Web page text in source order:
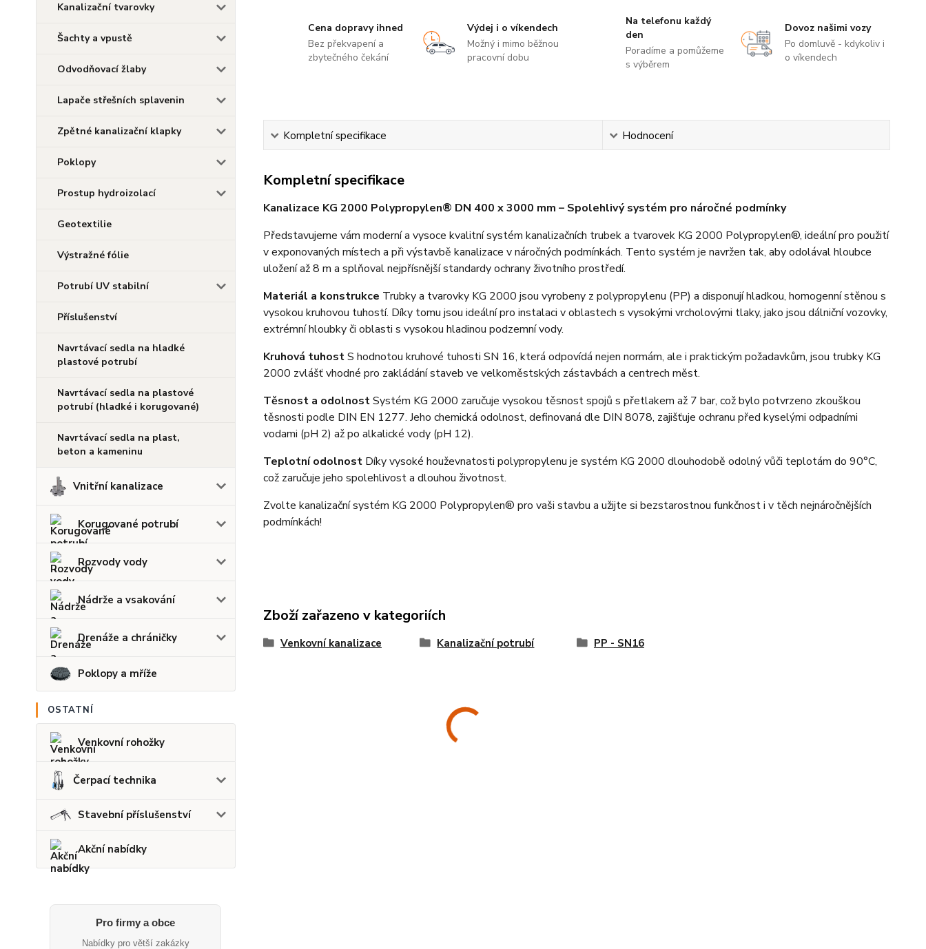
Kanalizační tvarovky
Šachty a vpustě
Odvodňovací žlaby
Lapače střešních splavenin
Zpětné kanalizační klapky
Poklopy
Prostup hydroizolací
Geotextilie
Výstražné fólie
Potrubí UV stabilní
Příslušenství
Navrtávací sedla na hladké
plastové potrubí
Navrtávací sedla na plastové
potrubí (hladké i korugované)
Navrtávací sedla na plast,
beton a kameninu
Vnitřní kanalizace
Korugované potrubí
Rozvody vody
Nádrže a vsakování
Drenáže a chráničky
Poklopy a mříže
OSTATNÍ
Venkovní rohožky
Čerpací technika
Stavební příslušenství
Akční nabídky
Pro firmy a obce
Nabídky pro větší zakázky
Cena dopravy ihned
Bez překvapení a
zbytečného čekání
Výdej i o víkendech
Možný i mimo běžnou
pracovní dobu
Na telefonu každý
den
Poradíme a pomůžeme
s výběrem
Dovoz našimi vozy
Po domluvě - kdykoliv i
o víkendech
Kompletní specifikace Hodnocení
Kompletní specifikace
Kanalizace KG 2000 Polypropylen® DN 400 x 3000 mm – Spolehlivý systém pro náročné podmínky
Představujeme vám moderní a vysoce kvalitní systém kanalizačních trubek a tvarovek KG 2000 Polypropylen®, ideální pro použití
v exponovaných místech a při výstavbě kanalizace v náročných podmínkách. Tento systém je navržen tak, aby odolával hloubce
uložení až 8 m a splňoval nejpřísnější standardy ochrany životního prostředí.
Materiál a konstrukce Trubky a tvarovky KG 2000 jsou vyrobeny z polypropylenu (PP) a disponují hladkou, homogenní stěnou s
vysokou kruhovou tuhostí. Díky tomu jsou ideální pro instalaci v oblastech s vysokými vrcholovými tlaky, jako jsou dálniční vozovky,
extrémní hloubky či oblasti s vysokou hladinou podzemní vody.
Kruhová tuhostS hodnotou kruhové tuhosti SN 16, která odpovídá nejen normám, ale i praktickým požadavkům, jsou trubky KG
2000 zvlášť vhodné pro zakládání staveb ve velkoměstských zástavbách a centrech měst.
Těsnost a odolnostSystém KG 2000 zaručuje vysokou těsnost spojů s přetlakem až 7 bar, což bylo potvrzeno zkouškou
těsnosti podle DIN EN 1277. Jeho chemická odolnost, definovaná dle DIN 8078, zajišťuje ochranu před kyselými odpadními
vodami (pH 2) až po alkalické vody (pH 12).
Teplotní odolnostDíky vysoké houževnatosti polypropylenu je systém KG 2000 dlouhodobě odolný vůči teplotám do 90°C,
což zaručuje jeho spolehlivost a dlouhou životnost.
Zvolte kanalizační systém KG 2000 Polypropylen® pro vaši stavbu a užijte si bezstarostnou funkčnost i v těch nejnáročnějších
podmínkách!
Zboží zařazeno v kategoriích
Venkovní kanalizace Kanalizační potrubí PP - SN16